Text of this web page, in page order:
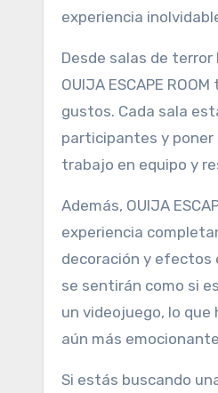
experiencia
Desde salas de
OUIJA ESCAPE
gustos. Cada sala
participantes y poner
trabajo en equipo y
Además, OUIJA
experiencia
decoración y efectos
se sentirán como si
un videojuego, lo que
aún más
Si estás buscando